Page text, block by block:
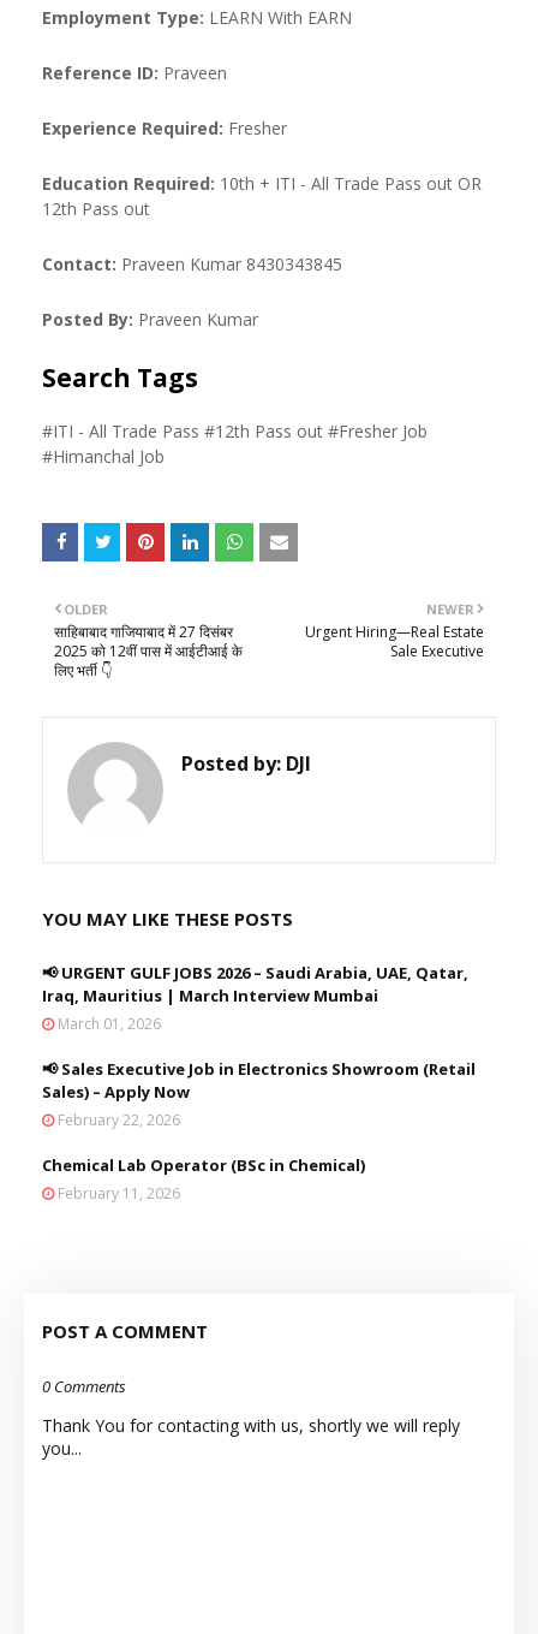
Employment Type: LEARN With EARN
Reference ID: Praveen
Experience Required: Fresher
Education Required: 10th + ITI - All Trade Pass out OR
12th Pass out
Contact: Praveen Kumar 8430343845
Posted By: Praveen Kumar
Search Tags
#ITI - All Trade Pass #12th Pass out #Fresher Job
#Himanchal Job
NEWER
Urgent Hiring—Real Estate
Sale Executive
OLDER
साहिबाबाद गाजियाबाद में 27 दिसंबर
2025 को 12वीं पास में आईटीआई के
लिए भर्ती 👇
Posted by: DJI
YOU MAY LIKE THESE POSTS
📢 URGENT GULF JOBS 2026 – Saudi Arabia, UAE, Qatar,
Iraq, Mauritius | March Interview Mumbai
March 01, 2026
📢 Sales Executive Job in Electronics Showroom (Retail
Sales) – Apply Now
February 22, 2026
Chemical Lab Operator (BSc in Chemical)
February 11, 2026
POST A COMMENT
0 Comments
Thank You for contacting with us, shortly we will reply
you...